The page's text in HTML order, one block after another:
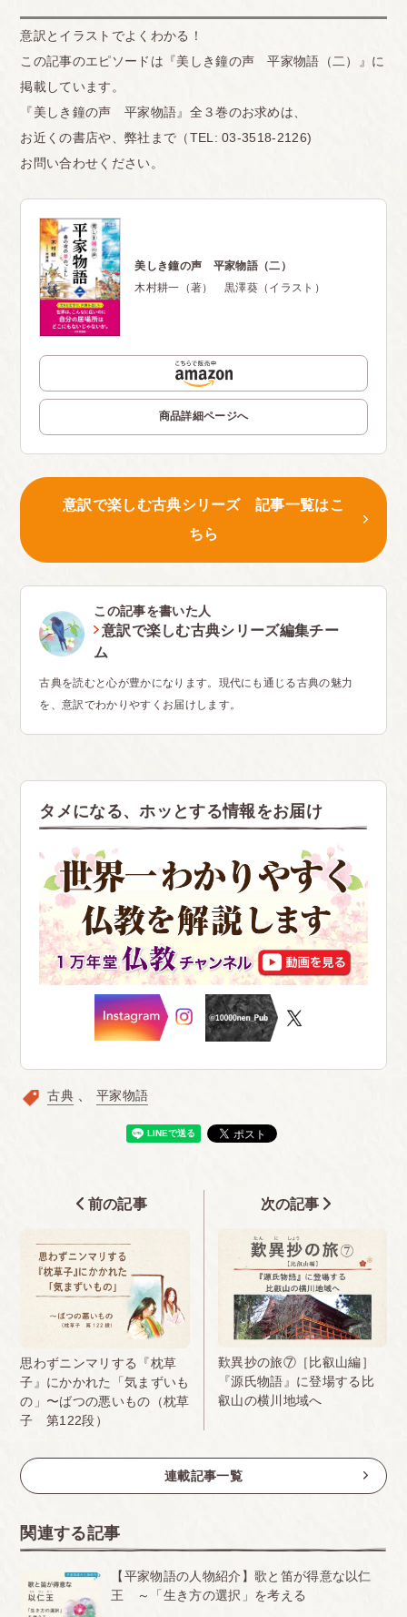
意訳とイラストでよくわかる！
この記事のエピソードは『美しき鐘の声 平家物語（二）』に
掲載しています。
『美しき鐘の声 平家物語』全３巻のお求めは、
お近くの書店や、弊社まで（TEL: 03-3518-2126)
お問い合わせください。
美しき鐘の声 平家物語（二）
木村耕一（著） 黒澤葵（イラスト）
商品詳細ページへ
意訳で楽しむ古典シリーズ 記事一覧はこ
ちら
この記事を書いた人
意訳で楽しむ古典シリーズ編集チー
ム
古典を読むと心が豊かになります。現代にも通じる古典の魅力
を、意訳でわかりやすくお届けします。
タメになる、ホッとする情報をお届け
古典 平家物語
前の記事
思わずニンマリする『枕草
子』にかかれた「気まずいも
の」〜ばつの悪いもの（枕草
子 第122段）
歎異抄の旅⑦［比叡山編］
『源氏物語』に登場する比
叡山の横川地域へ
次の記事
連載記事一覧
関連する記事
【平家物語の人物紹介】歌と笛が得意な以仁
王 ～「生き方の選択」を考える